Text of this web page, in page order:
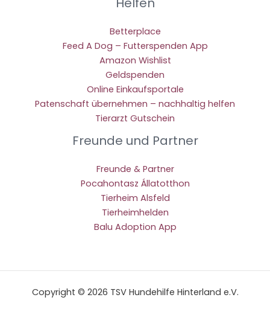
Betterplace
Feed A Dog – Futterspenden App
Amazon Wishlist
Geldspenden
Online Einkaufsportale
Patenschaft übernehmen – nachhaltig helfen
Tierarzt Gutschein
Freunde und Partner
Freunde & Partner
Pocahontasz Állatotthon
Tierheim Alsfeld
Tierheimhelden
Balu Adoption App
Copyright © 2026 TSV Hundehilfe Hinterland e.V.